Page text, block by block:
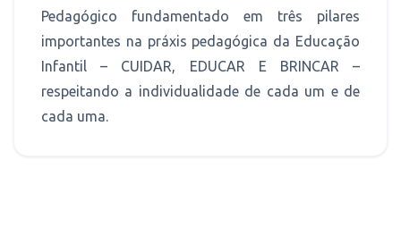
Pedagógico fundamentado em três pilares
importantes na práxis pedagógica da Educação
Infantil – CUIDAR, EDUCAR E BRINCAR –
respeitando a individualidade de cada um e de
cada uma.